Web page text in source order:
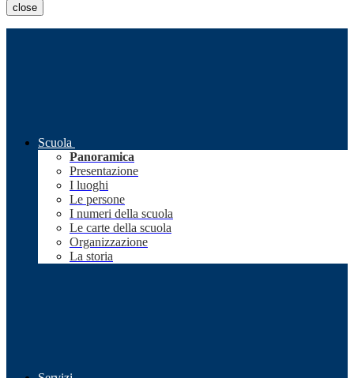
close
Scuola
Panoramica
Presentazione
I luoghi
Le persone
I numeri della scuola
Le carte della scuola
Organizzazione
La storia